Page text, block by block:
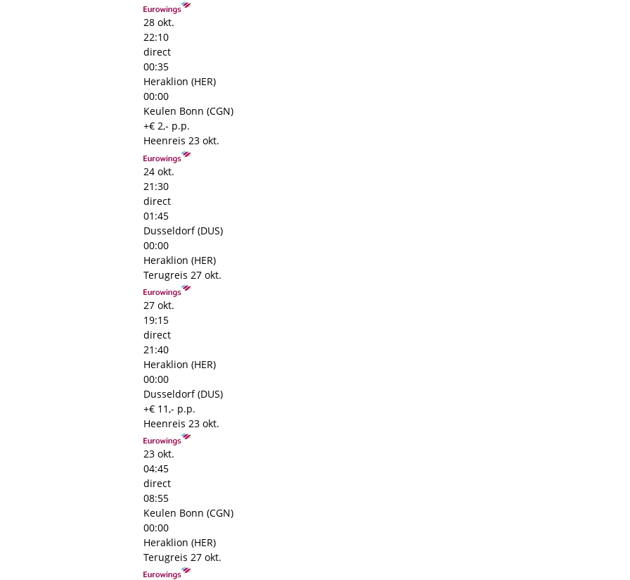
28 okt.
22:10
direct
00:35
Heraklion (HER)
00:00
Keulen Bonn (CGN)
+€ 2,- p.p.
Heenreis 23 okt.
24 okt.
21:30
direct
01:45
Dusseldorf (DUS)
00:00
Heraklion (HER)
Terugreis 27 okt.
27 okt.
19:15
direct
21:40
Heraklion (HER)
00:00
Dusseldorf (DUS)
+€ 11,- p.p.
Heenreis 23 okt.
23 okt.
04:45
direct
08:55
Keulen Bonn (CGN)
00:00
Heraklion (HER)
Terugreis 27 okt.